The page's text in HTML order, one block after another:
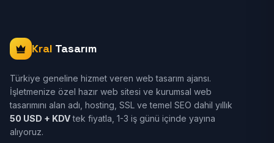
Kral Tasarım
Türkiye geneline hizmet veren web tasarım ajansı.
İşletmenize özel hazır web sitesi ve kurumsal web
tasarımını alan adı, hosting, SSL ve temel SEO dahil yıllık
50 USD + KDVtek fiyatla, 1-3 iş günü içinde yayına
alıyoruz.